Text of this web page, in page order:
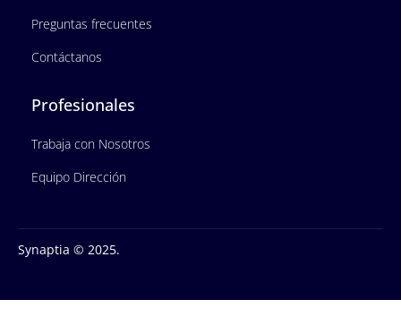
Preguntas frecuentes
Contáctanos
Profesionales
Trabaja con Nosotros
Equipo Dirección
Synaptia © 2025.